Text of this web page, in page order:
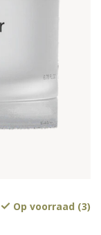
Op voorraad (3)